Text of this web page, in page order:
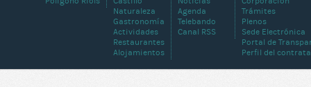
Trámites
Plenos
Sede Electrónica
Portal de
Perfil del
Agenda
Telebando
Canal RSS
Naturaleza
Gastronomía
Actividades
Restaurantes
Alojamientos